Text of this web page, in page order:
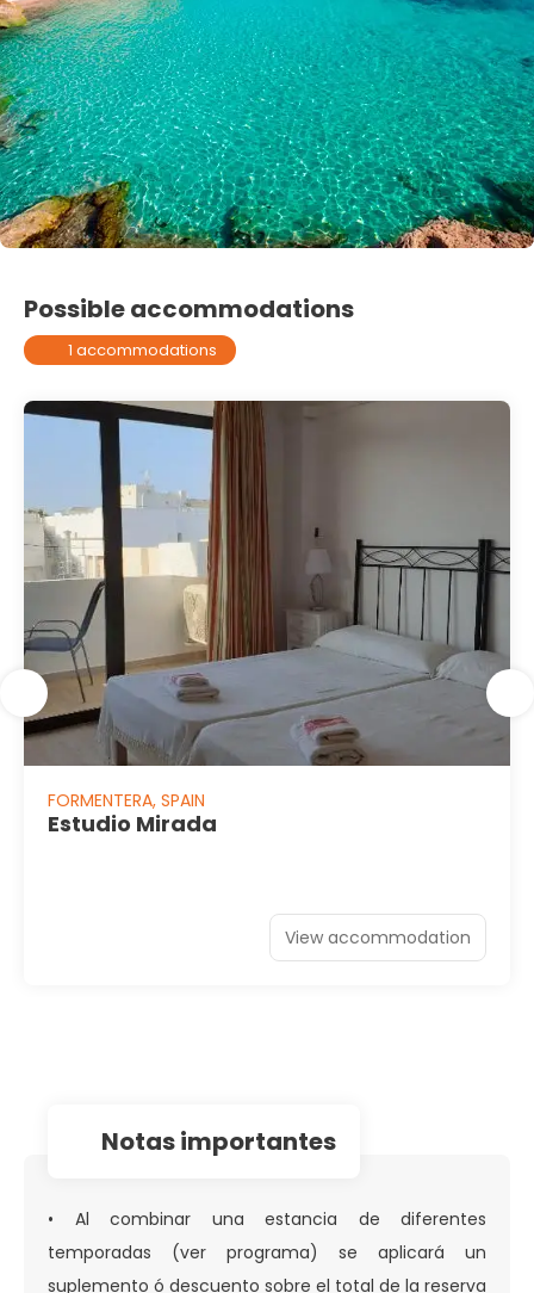
Possible accommodations
1 accommodations
FORMENTERA, SPAIN
Estudio Mirada
View accommodation
notas importantes
• Al combinar una estancia de diferentes
temporadas (ver programa) se aplicará un
suplemento ó descuento sobre el total de la reserva